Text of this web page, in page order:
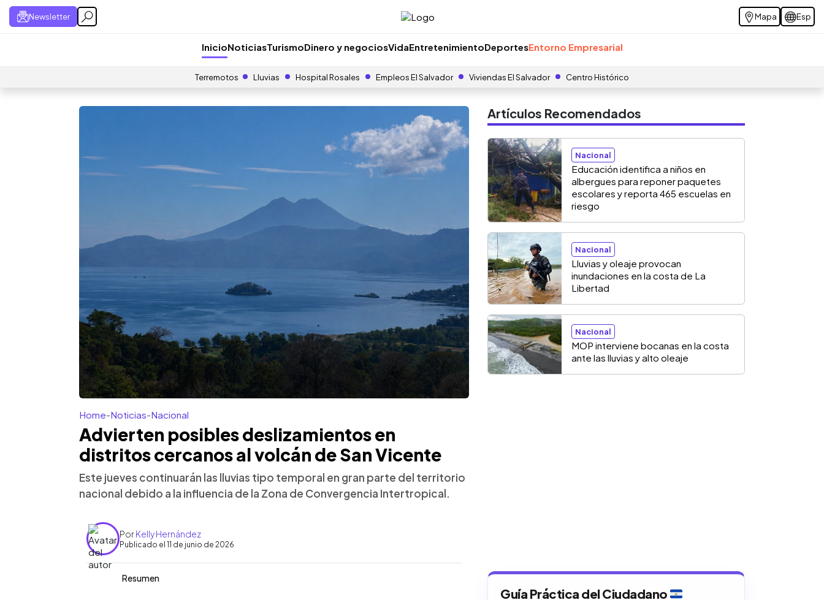
Newsletter Mapa Esp
InicioNoticiasTurismoDinero y negociosVidaEntretenimientoDeportesEntorno Empresarial
Terremotos Lluvias Hospital Rosales Empleos El Salvador Viviendas El Salvador Centro Histórico
Home-Noticias-Nacional
Advierten posibles deslizamientos en
distritos cercanos al volcán de San Vicente
Este jueves continuarán las lluvias tipo temporal en gran parte del territorio
nacional debido a la influencia de la Zona de Convergencia Intertropical.
PorKelly Hernández
Publicado el 11 de junio de 2026
Resumen
Artículos Recomendados
Nacional
Educación identifica a niños en
albergues para reponer paquetes
escolares y reporta 465 escuelas en
riesgo
Nacional
Lluvias y oleaje provocan
inundaciones en la costa de La
Libertad
Nacional
MOP interviene bocanas en la costa
ante las lluvias y alto oleaje
Guía Práctica del Ciudadano